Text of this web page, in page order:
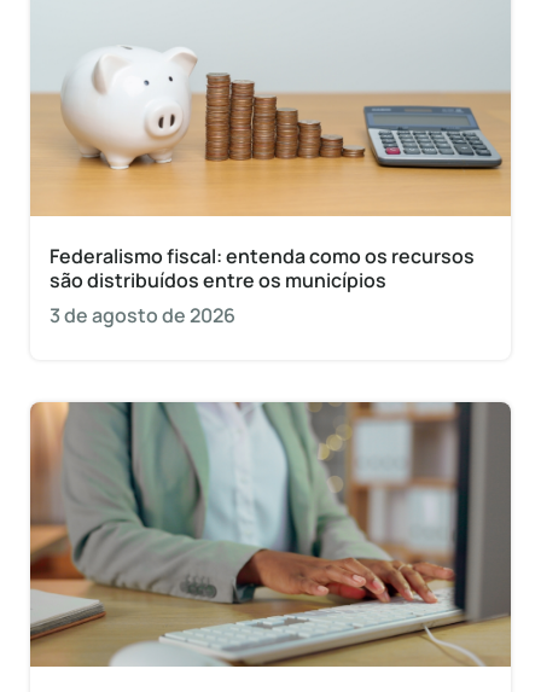
Federalismo fiscal: entenda como os recursos
são distribuídos entre os municípios
3 de agosto de 2026